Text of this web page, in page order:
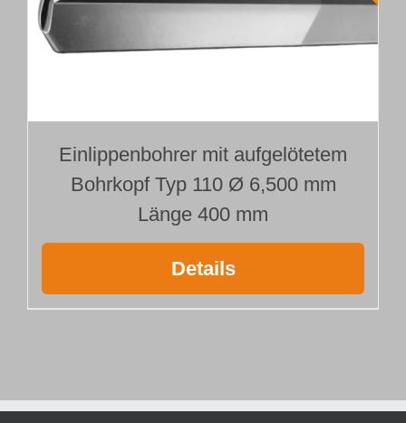
Einlippenbohrer mit aufgelötetem
Bohrkopf Typ 110 Ø 6,500 mm
Länge 400 mm
Details